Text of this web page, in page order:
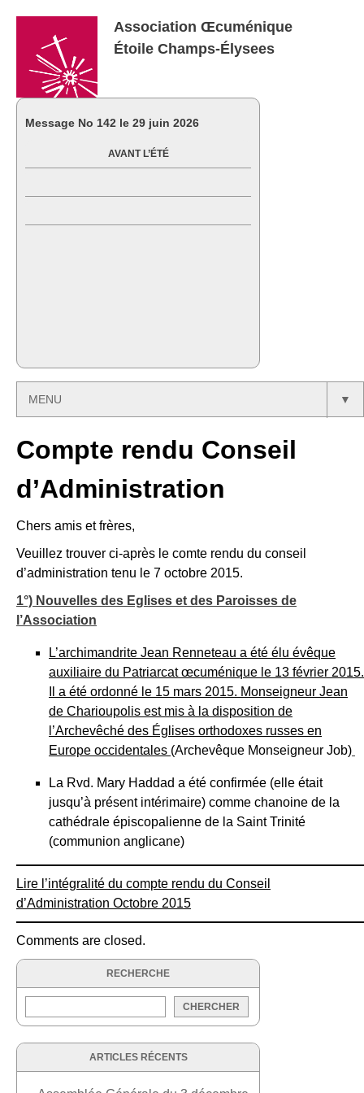
Association Œcuménique
Étoile Champs-Élysees
Message No 142 le 29 juin 2026
AVANT L’ÉTÉ
MENU ▼
Compte rendu Conseil
d’Administration
Chers amis et frères,
Veuillez trouver ci-après le comte rendu du conseil
d’administration tenu le 7 octobre 2015.
1°) Nouvelles des Eglises et des Paroisses de
l’Association
L’archimandrite Jean Renneteau a été élu évêque
auxiliaire du Patriarcat œcuménique le 13 février 2015.
Il a été ordonné le 15 mars 2015. Monseigneur Jean
de Charioupolis est mis à la disposition de
l’Archevêché des Églises orthodoxes russes en
Europe occidentales (Archevêque Monseigneur Job)
La Rvd. Mary Haddad a été confirmée (elle était
jusqu’à présent intérimaire) comme chanoine de la
cathédrale épiscopalienne de la Saint Trinité
(communion anglicane)
Lire l’intégralité du compte rendu du Conseil
d’Administration Octobre 2015
Comments are closed.
RECHERCHE
ARTICLES RÉCENTS